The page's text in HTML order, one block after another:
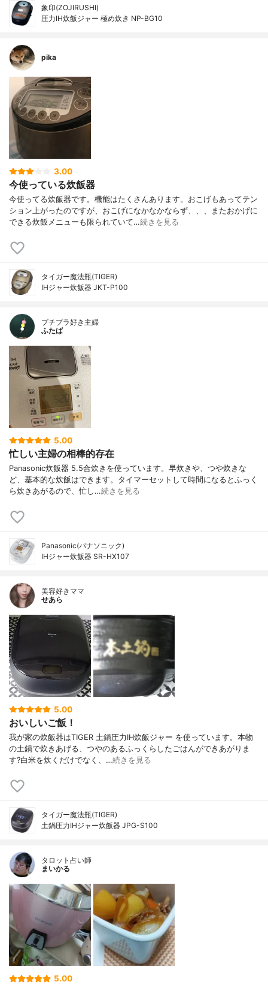
象印(ZOJIRUSHI)
圧力IH炊飯ジャー 極め炊き NP-BG10
pika
3.00
今使っている炊飯器
今使ってる炊飯器です。機能はたくさんあります。おこげもあってテン
ション上がったのですが、おこげになかなかならず、、、またおかげに
できる炊飯メニューも限られていて…続きを見る
タイガー魔法瓶(TIGER)
IHジャー炊飯器 JKT-P100
プチプラ好き主婦
ふたば
5.00
忙しい主婦の相棒的存在
Panasonic炊飯器 5.5合炊きを使っています。早炊きや、つや炊きな
ど、基本的な炊飯はできます。タイマーセットして時間になるとふっく
ら炊きあがるので、忙し…続きを見る
Panasonic(パナソニック)
IHジャー炊飯器 SR-HX107
美容好きママ
せあら
5.00
おいしいご飯！
我が家の炊飯器はTIGER 土鍋圧力IH炊飯ジャー を使っています。本物
の土鍋で炊きあげる、つやのあるふっくらしたごはんができあがりま
す?白米を炊くだけでなく、…続きを見る
タイガー魔法瓶(TIGER)
土鍋圧力IHジャー炊飯器 JPG-S100
タロット占い師
まいかる
5.00